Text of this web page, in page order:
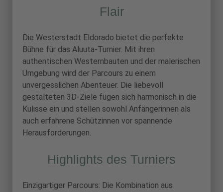
Flair
Die Westerstadt Eldorado bietet die perfekte
Bühne für das Aluuta-Turnier. Mit ihren
authentischen Westernbauten und der malerischen
Umgebung wird der Parcours zu einem
unvergesslichen Abenteuer. Die liebevoll
gestalteten 3D-Ziele fügen sich harmonisch in die
Kulisse ein und stellen sowohl Anfängerinnen als
auch erfahrene Schützinnen vor spannende
Herausforderungen.
Highlights des Turniers
Einzigartiger Parcours: Die Kombination aus